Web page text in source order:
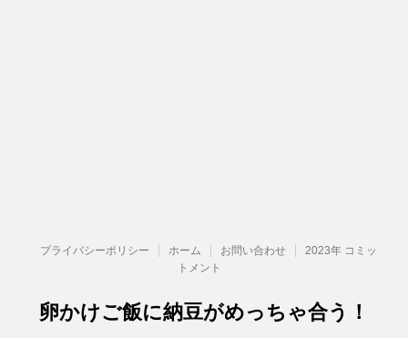
プライバシーポリシー ホーム お問い合わせ
2023年 コミッ
トメント
卵かけご飯に納豆がめっちゃ合う！